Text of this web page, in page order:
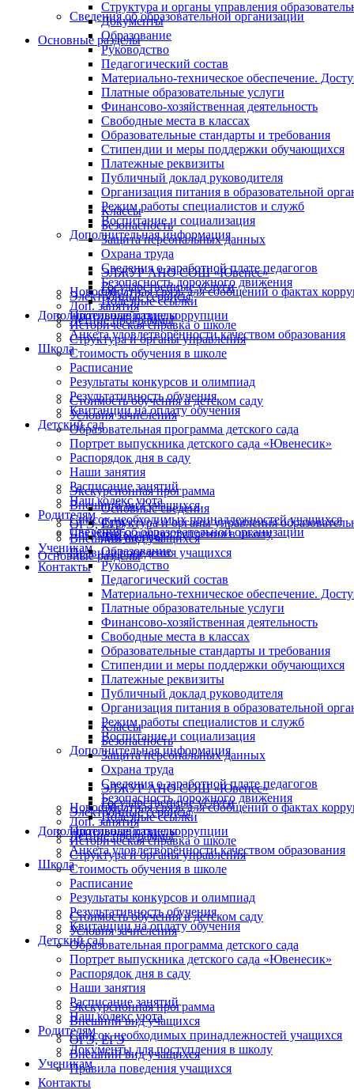
Основные разделы
Сведения об образовательной организации
Структура и органы управления
Документы
Образование
Руководство
Педагогический состав
Материально-техническое обеспечение.
Платные образовательные услуги
Финансово-хозяйственная деятельность
Свободные места в классах
Образовательные стандарты и требования
Стипендии и меры поддержки обучающихся
Платежные реквизиты
Публичный доклад руководителя
Организация питания в образовательной
Режим работы специалистов и служб
Воспитание и социализация
Дополнительная информация
Классы
Безопасность
Защита персональных данных
Охрана труда
Сведения о заработной плате педагогов
Безопасность дорожного движения
Электронные сервисы
ЭЛЖУР АНО СОШ «Ювенес»
Государственные услуги
Полезные ссылки
Противодействие коррупции
Обратная связь для сообщений о фактах
Дополнительные разделы
Новости
Доп. занятия
Летние программы
Анкета удовлетворённости качеством образования
Школа
Историческая справка о школе
Структура и органы управления
Стоимость обучения в школе
Расписание
Результаты конкурсов и олимпиад
Результативность обучения
Квитанции на оплату обучения
Детский сад
Стоимость обучения в детском саду
Условия зачисления
Образовательная программа детского сада
Портрет выпускника детского сада «Ювенесик»
Распорядок дня в саду
Наши занятия
Расписание занятий
Наш кодекс уюта
Родителям
Экскурсионная программа
Внешний вид учащихся
Список необходимых принадлежностей учащихся
Документы для поступления в школу
Ученикам
ОГЭ, ЕГЭ
Внешний вид учащихся
Правила поведения учащихся
Контакты
Основные разделы
Сведения об образовательной организации
Основные сведения
Структура и органы управления
Документы
Образование
Руководство
Педагогический состав
Материально-техническое обеспечение.
Платные образовательные услуги
Финансово-хозяйственная деятельность
Свободные места в классах
Образовательные стандарты и требования
Стипендии и меры поддержки обучающихся
Платежные реквизиты
Публичный доклад руководителя
Организация питания в образовательной
Режим работы специалистов и служб
Воспитание и социализация
Дополнительная информация
Классы
Безопасность
Защита персональных данных
Охрана труда
Сведения о заработной плате педагогов
Безопасность дорожного движения
Электронные сервисы
ЭЛЖУР АНО СОШ «Ювенес»
Государственные услуги
Полезные ссылки
Противодействие коррупции
Обратная связь для сообщений о фактах
Дополнительные разделы
Новости
Доп. занятия
Летние программы
Анкета удовлетворённости качеством образования
Школа
Историческая справка о школе
Структура и органы управления
Стоимость обучения в школе
Расписание
Результаты конкурсов и олимпиад
Результативность обучения
Квитанции на оплату обучения
Детский сад
Стоимость обучения в детском саду
Условия зачисления
Образовательная программа детского сада
Портрет выпускника детского сада «Ювенесик»
Распорядок дня в саду
Наши занятия
Расписание занятий
Наш кодекс уюта
Родителям
Экскурсионная программа
Внешний вид учащихся
Список необходимых принадлежностей учащихся
Документы для поступления в школу
Ученикам
ОГЭ, ЕГЭ
Внешний вид учащихся
Правила поведения учащихся
Контакты